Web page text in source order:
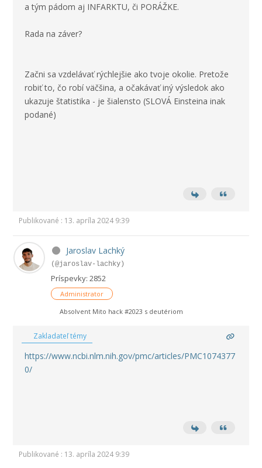
a tým pádom aj INFARKTU, či PORÁŽKE.
Rada na záver?
Začni sa vzdelávať rýchlejšie ako tvoje okolie. Pretože
robiť to, čo robí väčšina, a očakávať iný výsledok ako
ukazuje štatistika - je šialensto (SLOVÁ Einsteina inak
podané)
Publikované : 13. apríla 2024 9:39
Jaroslav Lachký
(@jaroslav-lachky)
Príspevky: 2852
Administrator
Absolvent Mito hack #2023 s deutériom
Zakladateľ témy
https://www.ncbi.nlm.nih.gov/pmc/articles/PMC1074377
0/
Publikované : 13. apríla 2024 9:39